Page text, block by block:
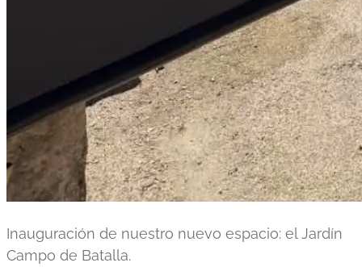
Inauguración de nuestro nuevo espacio: el Jardín
Campo de Batalla.